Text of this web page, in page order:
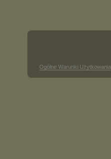
Ogólne Warunki Użytkowania